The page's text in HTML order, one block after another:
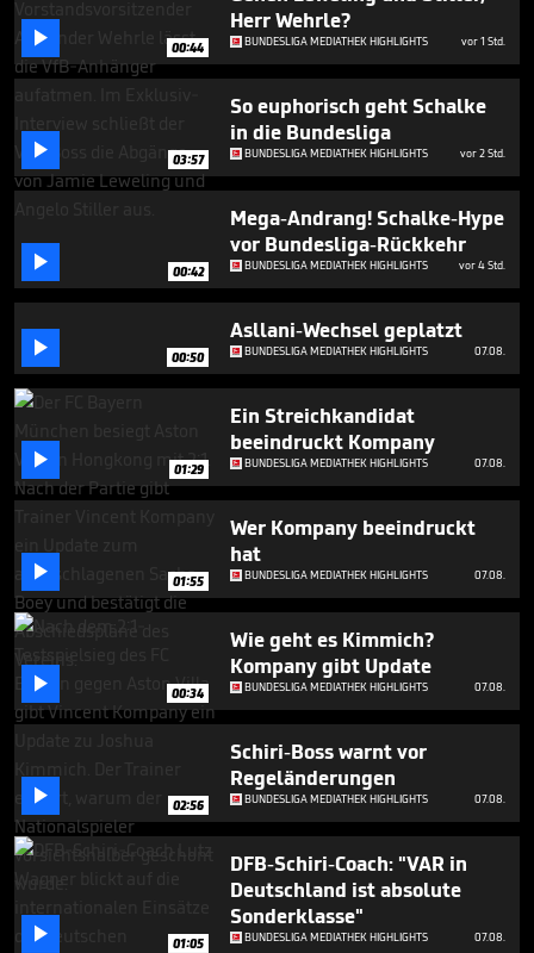
seconds
 00:44
Herr Wehrle?
BUNDESLIGA MEDIATHEK HIGHLIGHTS vor 1 Std.
 03:57
So euphorisch geht Schalke
in die Bundesliga
BUNDESLIGA MEDIATHEK HIGHLIGHTS vor 2 Std.
 00:42
Mega-Andrang! Schalke-Hype
vor Bundesliga-Rückkehr
BUNDESLIGA MEDIATHEK HIGHLIGHTS vor 4 Std.
 00:50
Asllani-Wechsel geplatzt
BUNDESLIGA MEDIATHEK HIGHLIGHTS 07.08.
 01:29
Ein Streichkandidat
beeindruckt Kompany
BUNDESLIGA MEDIATHEK HIGHLIGHTS 07.08.
 01:55
Wer Kompany beeindruckt
hat
BUNDESLIGA MEDIATHEK HIGHLIGHTS 07.08.
 00:34
Wie geht es Kimmich?
Kompany gibt Update
BUNDESLIGA MEDIATHEK HIGHLIGHTS 07.08.
 02:56
Schiri-Boss warnt vor
Regeländerungen
BUNDESLIGA MEDIATHEK HIGHLIGHTS 07.08.
 01:05
DFB-Schiri-Coach: "VAR in
Deutschland ist absolute
Sonderklasse"
BUNDESLIGA MEDIATHEK HIGHLIGHTS 07.08.